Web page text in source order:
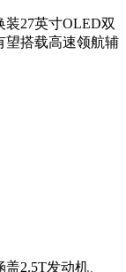
27英寸OLED双
望搭载高速领航辅
2.5T发动机、